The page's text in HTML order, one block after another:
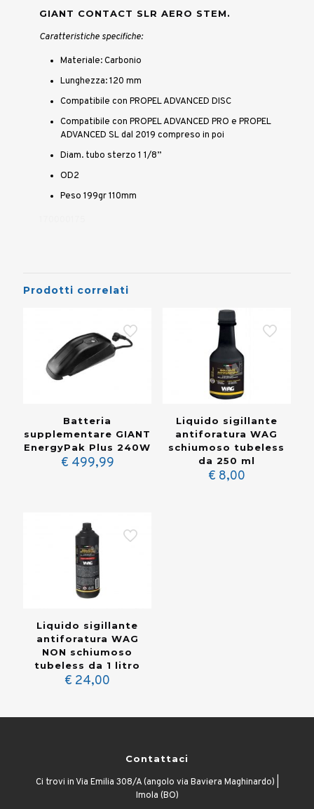
GIANT CONTACT SLR AERO STEM.
Caratteristiche specifiche:
Materiale: Carbonio
Lunghezza: 120 mm
Compatibile con PROPEL ADVANCED DISC
Compatibile con PROPEL ADVANCED PRO e PROPEL
ADVANCED SL dal 2019 compreso in poi
Diam. tubo sterzo 1 1/8”
OD2
Peso 199gr 110mm
Prodotti correlati
Batteria
supplementare GIANT
EnergyPak Plus 240W
€ 499,99
Liquido sigillante
antiforatura WAG
schiumoso tubeless
da 250 ml
€ 8,00
Liquido sigillante
antiforatura WAG
NON schiumoso
tubeless da 1 litro
€ 24,00
Contattaci
Ci trovi in Via Emilia 308/A (angolo via Baviera Maghinardo) |
Imola (BO)